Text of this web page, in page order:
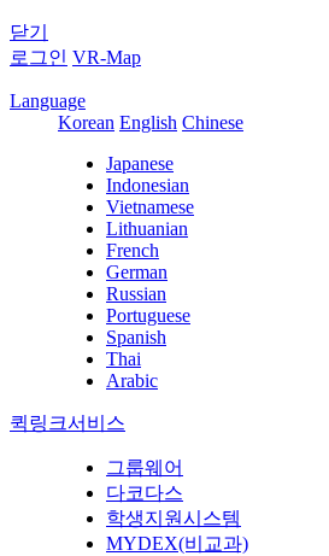
닫기
로그인 VR-Map
Language
Korean English Chinese
Japanese
Indonesian
Vietnamese
Lithuanian
French
German
Russian
Portuguese
Spanish
Thai
Arabic
퀵링크서비스
그룹웨어
다코다스
학생지원시스템
MYDEX(비교과)